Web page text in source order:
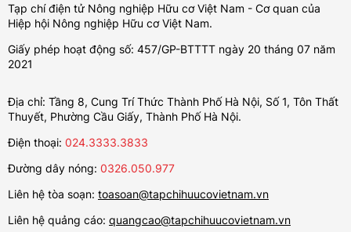
Tạp chí điện tử Nông nghiệp Hữu cơ Việt Nam - Cơ quan của
Hiệp hội Nông nghiệp Hữu cơ Việt Nam.
Giấy phép hoạt động số: 457/GP-BTTTT ngày 20 tháng 07 năm
2021
Địa chỉ: Tầng 8, Cung Trí Thức Thành Phố Hà Nội, Số 1, Tôn Thất
Thuyết, Phường Cầu Giấy, Thành Phố Hà Nội.
Điện thoại: 024.3333.3833
Đường dây nóng: 0326.050.977
Liên hệ tòa soạn: toasoan@tapchihuucovietnam.vn
Liên hệ quảng cáo: quangcao@tapchihuucovietnam.vn